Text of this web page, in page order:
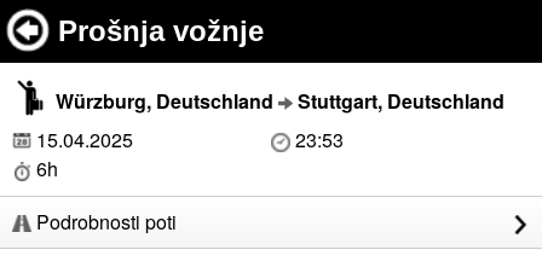
Prošnja vožnje
Würzburg, Deutschland
Stuttgart, Deutschland
15.04.2025
23:53
6h
Podrobnosti poti